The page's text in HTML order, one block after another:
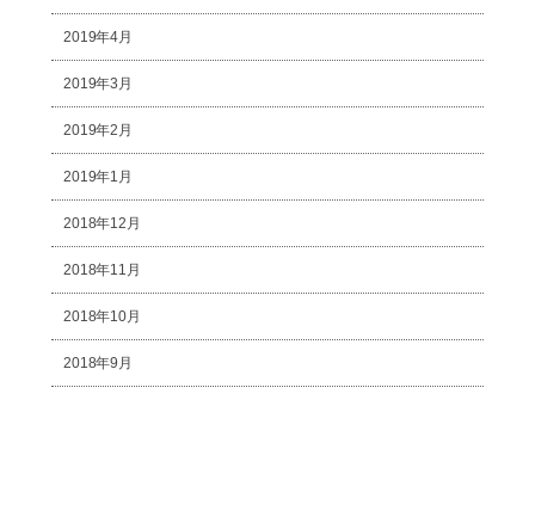
2019年4月
2019年3月
2019年2月
2019年1月
2018年12月
2018年11月
2018年10月
2018年9月